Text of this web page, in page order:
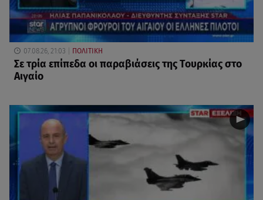
07.08.26, 21:03 ΠΟΛΙΤΙΚΗ
Σε τρία επίπεδα οι παραβιάσεις της Τουρκίας στο
Αιγαίο